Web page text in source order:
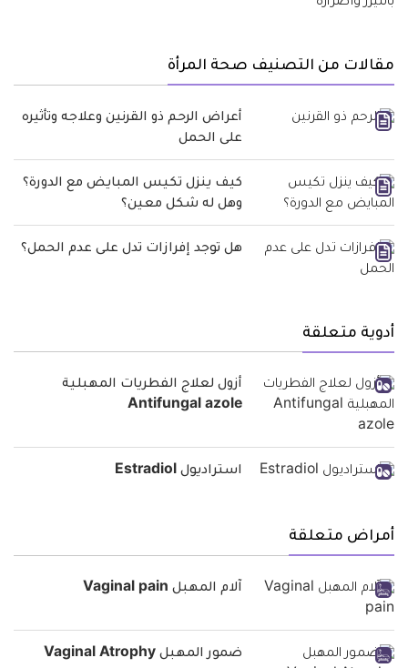
مقالات من التصنيف صحة المرأة
أعراض الرحم ذو القرنين وعلاجه وتأثيره
على الحمل
كيف ينزل تكيس المبايض مع الدورة؟
وهل له شكل معين؟
هل توجد إفرازات تدل على عدم الحمل؟
أدوية متعلقة
أزول لعلاج الفطريات المهبلية
Antifungal azole
استراديول Estradiol
أمراض متعلقة
آلام المهبل Vaginal pain
ضمور المهبل Vaginal Atrophy